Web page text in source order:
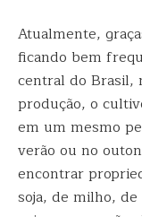
Atualmente,
ficando bem
central do Brasil,
produção, o
em um mesmo
verão ou no
encontrar
soja, de milho,